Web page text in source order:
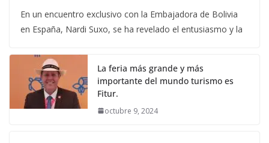
En un encuentro exclusivo con la Embajadora de Bolivia
en España, Nardi Suxo, se ha revelado el entusiasmo y la
La feria más grande y más
importante del mundo turismo es
Fitur.
octubre 9, 2024